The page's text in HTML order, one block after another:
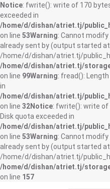
Notice: fwrite(): write of 170
exceeded in
/home/d/dishan/atriet.tj/
on line 53Warning: Cannot
already sent by (output started at
/home/d/dishan/atriet.tj/
/home/d/dishan/atriet.tj/
on line 99Warning: fread():
in
/home/d/dishan/atriet.tj/
on line 32Notice: fwrite(): write of
Disk quota exceeded in
/home/d/dishan/atriet.tj/
on line 53Warning: Cannot
already sent by (output started at
/home/d/dishan/atriet.tj/
/home/d/dishan/atriet.tj/
on line 157